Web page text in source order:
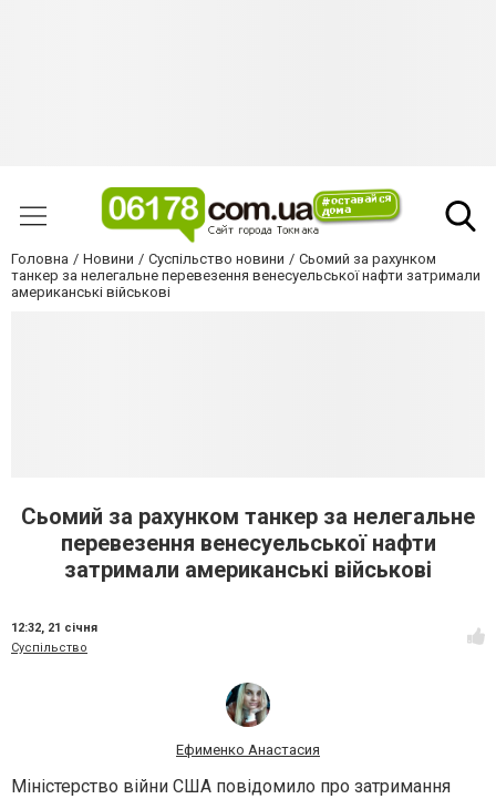
Головна Новини Суспільство новини
Сьомий за рахунком
танкер за нелегальне перевезення венесуельської нафти затримали
американські військові
Сьомий за рахунком танкер за нелегальне
перевезення венесуельської нафти
затримали американські військові
12:32, 21 січня
Суспільство
Ефименко Анастасия
Міністерство війни США повідомило про затримання